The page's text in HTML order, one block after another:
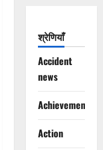
श्रेणियाँ
Accident
news
Achievements
Action